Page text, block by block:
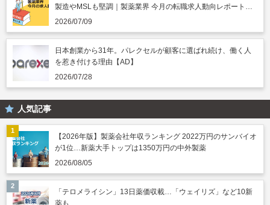
製造やMSLも堅調｜製薬業界 今月の転職求人動向レポート
（2026年7月）
2026/07/09
日本創業から31年。パレクセルが顧客に選ばれ続け、働く人
を惹き付ける理由【AD】
2026/07/28
人気記事
【2026年版】製薬会社年収ランキング 2022万円のサンバイオ
が1位…新薬大手トップは1350万円の中外製薬
2026/08/05
「テロメライシン」13日薬価収載…「ウェイリズ」など10新
薬も